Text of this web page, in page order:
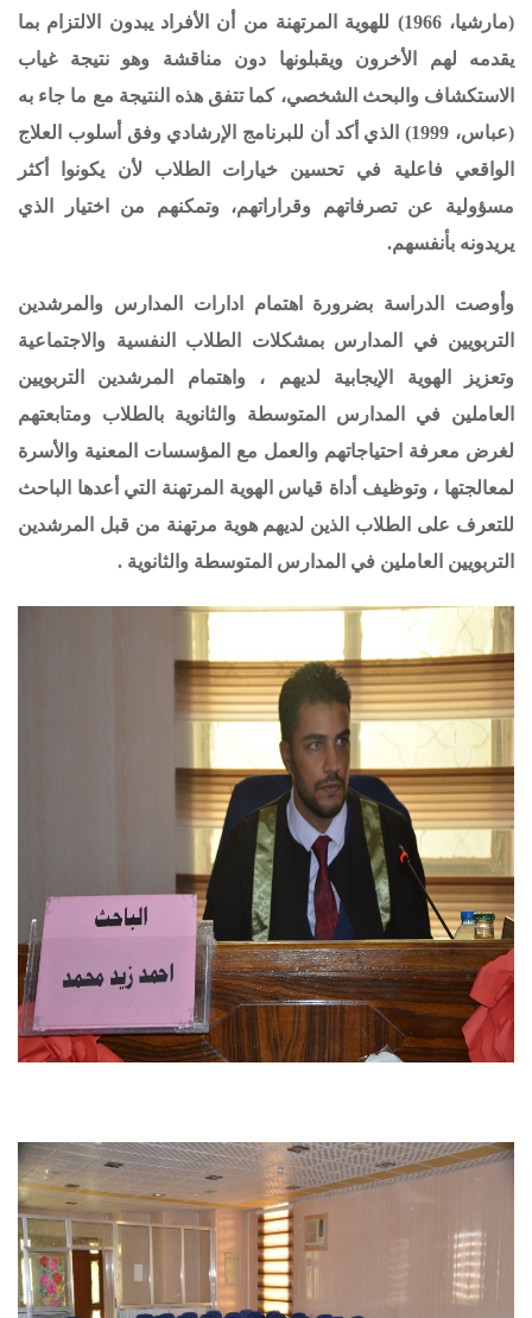
(مارشيا، 1966) للهوية المرتهنة من أن الأفراد يبدون الالتزام بما
يقدمه لهم الأخرون ويقبلونها دون مناقشة وهو نتيجة غياب
الاستكشاف والبحث الشخصي، كما تتفق هذه النتيجة مع ما جاء به
(عباس، 1999) الذي أكد أن للبرنامج الإرشادي وفق أسلوب العلاج
الواقعي فاعلية في تحسين خيارات الطلاب لأن يكونوا أكثر
مسؤولية عن تصرفاتهم وقراراتهم، وتمكنهم من اختيار الذي
يريدونه بأنفسهم.
وأوصت الدراسة بضرورة اهتمام ادارات المدارس والمرشدين
التربويين في المدارس بمشكلات الطلاب النفسية والاجتماعية
وتعزيز الهوية الإيجابية لديهم ، و اهتمام المرشدين التربويين
العاملين في المدارس المتوسطة والثانوية بالطلاب ومتابعتهم
لغرض معرفة احتياجاتهم والعمل مع المؤسسات المعنية والأسرة
لمعالجتها ، وتوظيف أداة قياس الهوية المرتهنة التي أعدها الباحث
للتعرف على الطلاب الذين لديهم هوية مرتهنة من قبل المرشدين
التربويين العاملين في المدارس المتوسطة والثانوية .